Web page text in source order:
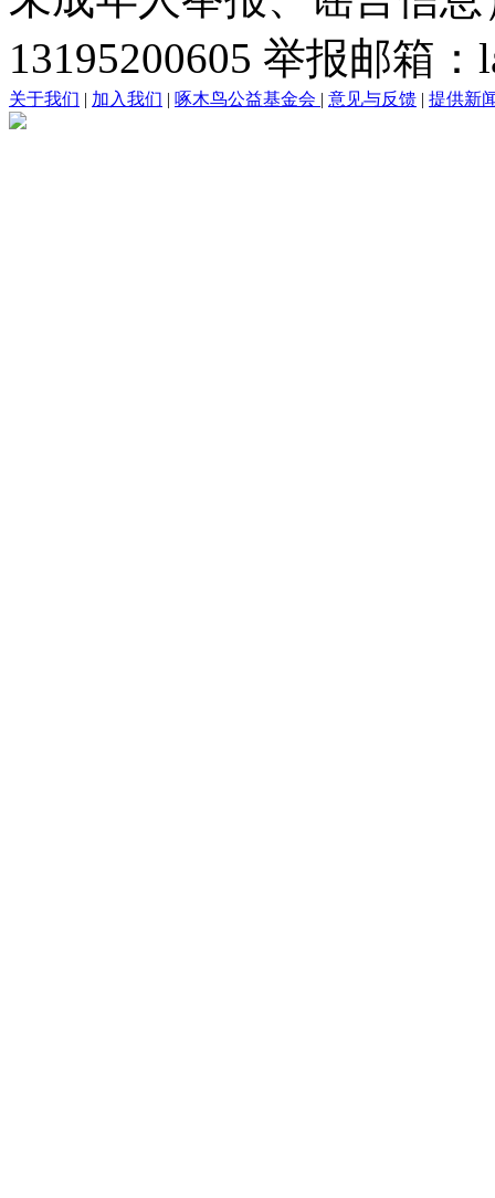
13195200605 举报邮箱
关于我们 | 加入我们 | 啄木鸟公益基金会 | 意见与反馈 | 提供新